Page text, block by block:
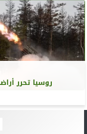
روسيا تحرر